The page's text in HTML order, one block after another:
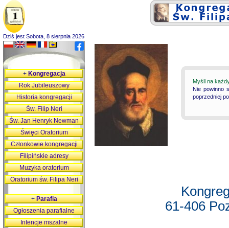
Dziś jest Sobota, 8 sierpnia 2026
Myśli na
Nie powinno
poprzedniej
61-406
+Kongregacja
Rok Jubileuszowy
Historia kongregacji
Św. Filip Neri
Św. Jan Henryk Newman
Święci Oratorium
Członkowie kongregacji
Filipińskie adresy
Muzyka oratorium
Oratorium św. Filipa Neri
+Parafia
Ogłoszenia parafialne
Intencje mszalne